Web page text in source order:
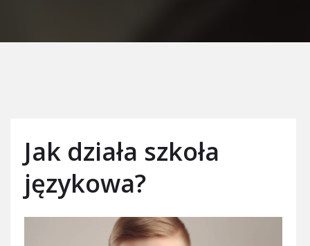
Jak działa szkoła
językowa?